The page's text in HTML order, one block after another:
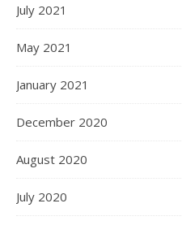
July 2021
May 2021
January 2021
December 2020
August 2020
July 2020